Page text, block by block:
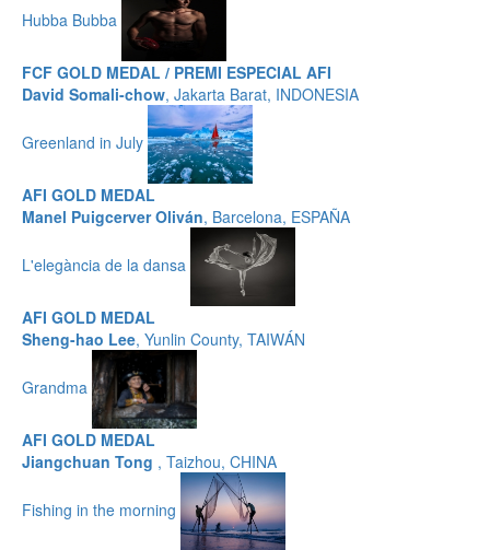
Hubba Bubba
FCF GOLD MEDAL / PREMI ESPECIAL AFI
David Somali-chow, Jakarta Barat, INDONESIA
Greenland in July
AFI GOLD MEDAL
Manel Puigcerver Oliván, Barcelona, ESPAÑA
L'elegància de la dansa
AFI GOLD MEDAL
Sheng-hao Lee, Yunlin County, TAIWÁN
Grandma
AFI GOLD MEDAL
Jiangchuan Tong , Taizhou, CHINA
Fishing in the morning